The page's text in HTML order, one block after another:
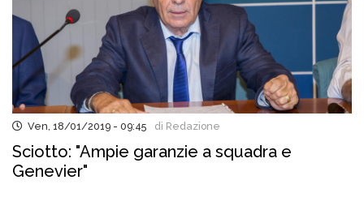
Ven, 18/01/2019 - 09:45 di Redazione
Sciotto: "Ampie garanzie a squadra e
Genevier"